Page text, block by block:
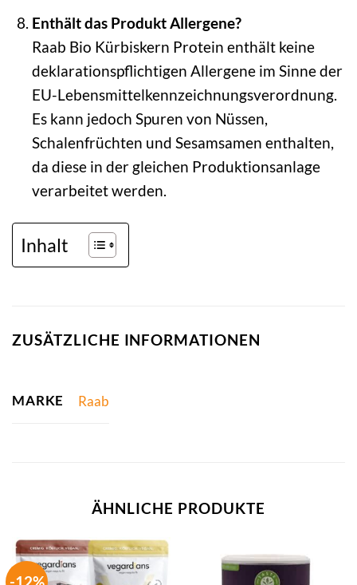
Enthält das Produkt Allergene?
Raab Bio Kürbiskern Protein enthält keine
deklarationspflichtigen Allergene im Sinne der
EU-Lebensmittelkennzeichnungsverordnung.
Es kann jedoch Spuren von Nüssen,
Schalenfrüchten und Sesamsamen enthalten,
da diese in der gleichen Produktionsanlage
verarbeitet werden.
Inhalt
ZUSÄTZLICHE INFORMATIONEN
MARKE Raab
ÄHNLICHE PRODUKTE